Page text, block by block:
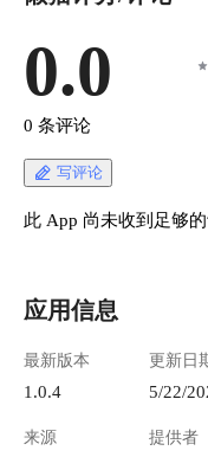
0.0
0 条评论
写评论
此 App 尚未收到足够
应用信息
最新版本
1.0.4
更新日
5/22/
来源 提供者